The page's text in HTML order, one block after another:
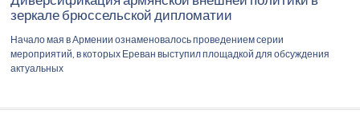
зеркале брюссельской дипломатии
Начало мая в Армении ознаменовалось проведением серии
мероприятий, в которых Ереван выступил площадкой для обсуждения
актуальных